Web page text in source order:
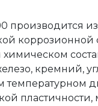
производится
коррозионной
кремний,